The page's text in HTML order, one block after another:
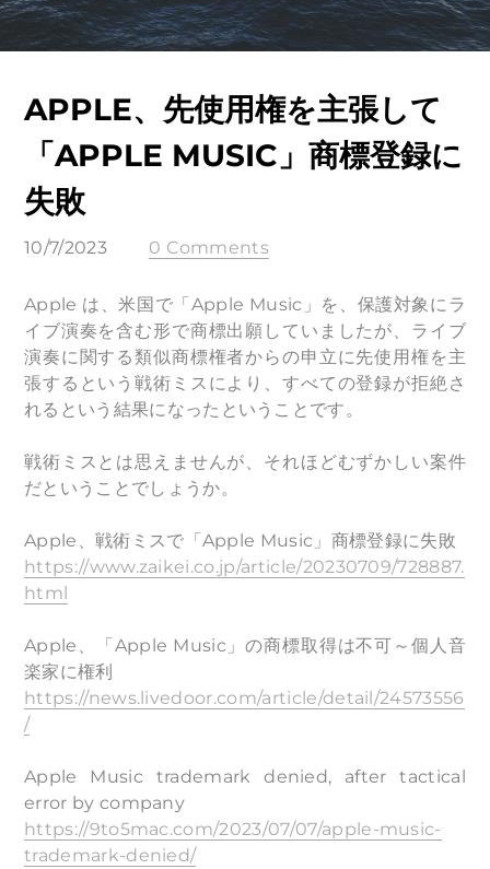
APPLE、先使用権を主張して
「APPLE MUSIC」商標登録に
失敗
10/7/2023 0 Comments
Apple は、米国で「Apple Music」を、保護対象にラ
イブ演奏を含む形で商標出願していましたが、ライブ
演奏に関する類似商標権者からの申立に先使用権を主
張するという戦術ミスにより、すべての登録が拒絶さ
れるという結果になったということです。
戦術ミスとは思えませんが、それほどむずかしい案件
だということでしょうか。
Apple、戦術ミスで「Apple Music」商標登録に失敗
https://www.zaikei.co.jp/article/20230709/728887.
html
Apple、「Apple Music」の商標取得は不可～個人音
楽家に権利
https://news.livedoor.com/article/detail/24573556
/
Apple Music trademark denied, after tactical
error by company
https://9to5mac.com/2023/07/07/apple-music-
trademark-denied/